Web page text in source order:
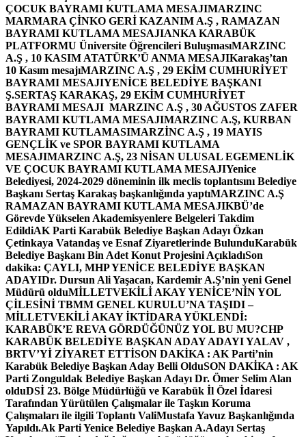
ÇOCUK BAYRAMI KUTLAMA MESAJIMARZINC
MARMARA ÇİNKO GERİ KAZANIM A.Ş , RAMAZAN
BAYRAMI KUTLAMA MESAJIANKA KARABÜK
PLATFORMU Üniversite Öğrencileri BuluşmasıMARZINC
A.Ş , 10 KASIM ATATÜRK’Ü ANMA MESAJIKarakaş’tan
10 Kasım mesajıMARZINC A.Ş , 29 EKİM CUMHURİYET
BAYRAMI MESAJIYENİCE BELEDİYE BAŞKANI
Ş.SERTAŞ KARAKAŞ, 29 EKİM CUMHURİYET
BAYRAMI MESAJI MARZINC A.Ş , 30 AĞUSTOS ZAFER
BAYRAMI KUTLAMA MESAJIMARZINC A.Ş, KURBAN
BAYRAMI KUTLAMASIMARZİNC A.Ş , 19 MAYIS
GENÇLİK ve SPOR BAYRAMI KUTLAMA
MESAJIMARZINC A.Ş, 23 NİSAN ULUSAL EGEMENLİK
VE ÇOCUK BAYRAMI KUTLAMA MESAJIYenice
Belediyesi, 2024-2029 döneminin ilk meclis toplantısını Belediye
Başkanı Sertaş Karakaş başkanlığında yaptıMARZINC A.Ş
RAMAZAN BAYRAMI KUTLAMA MESAJIKBÜ’de
Görevde Yükselen Akademisyenlere Belgeleri Takdim
EdildiAK Parti Karabük Belediye Başkan Adayı Özkan
Çetinkaya Vatandaş ve Esnaf Ziyaretlerinde BulunduKarabük
Belediye Başkanı Bin Adet Konut Projesini AçıkladıSon
dakika: ÇAYLI, MHP YENİCE BELEDİYE BAŞKAN
ADAYIDr. Dursun Ali Yaşacan, Kardemir A.Ş’nin yeni Genel
Müdürü olduMİLLETVEKİLİ AKAY YENİCE’NİN YOL
ÇİLESİNİ TBMM GENEL KURULU’NA TAŞIDI –
MİLLETVEKİLİ AKAY İKTİDARA YÜKLENDİ:
KARABÜK’E REVA GÖRDÜĞÜNÜZ YOL BU MU?CHP
KARABÜK BELEDİYE BAŞKAN ADAY ADAYI YALAV ,
BRTV’Yİ ZİYARET ETTİSON DAKİKA : AK Parti’nin
Karabük Belediye Başkan Aday Belli OlduSON DAKİKA : AK
Parti Zonguldak Belediye Başkan Adayı Dr. Ömer Selim Alan
olduDSİ 23. Bölge Müdürlüğü ve Karabük İl Özel İdaresi
Tarafından Yürütülen Çalışmalar ile Taşkın Koruma
Çalışmaları ile ilgili Toplantı ValiMustafa Yavuz Başkanlığında
Yapıldı.Ak Parti Yenice Belediye Başkan A.Adayı Sertaş